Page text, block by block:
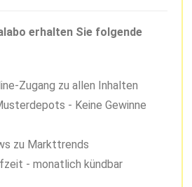
erhalten Sie folgende
Zugang zu allen Inhalten
- Keine Gewinne
zu Markttrends
- monatlich kündbar